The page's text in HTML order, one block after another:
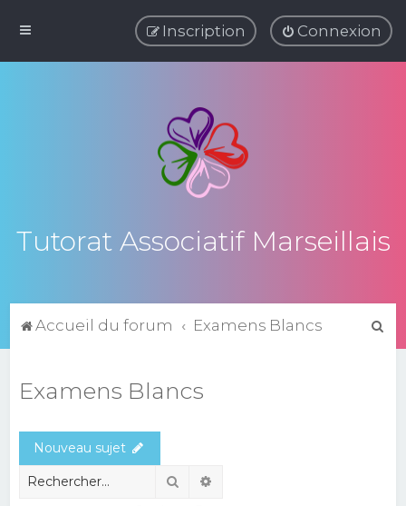
Connexion
Inscription
Tutorat Associatif Marseillais
Accueil du forum Examens Blancs
Examens Blancs
Nouveau sujet
Rechercher